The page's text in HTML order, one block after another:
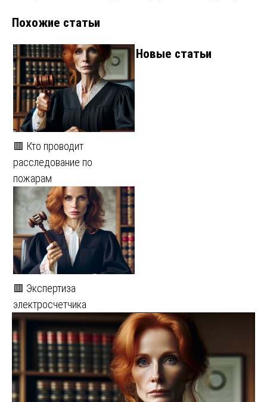
записям
Похожие статьи
🟥 Кто проводит
расследование по
пожарам
🟥 Экспертиза
электросчетчика
Новые статьи